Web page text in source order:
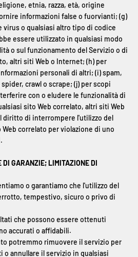
etnia, razza, età, origine
informazioni false o fuorvianti; (g)
virus o qualsiasi altro tipo di codice
essere utilizzato in qualsiasi modo
o sul funzionamento del Servizio o di
altri siti Web o Internet; (h) per
personali di altri; (i) spam,
crawl o scrape; (j) per scopi
con o eludere le funzionalità di
sito Web correlato, altri siti Web
diritto di interrompere l'utilizzo del
correlato per violazione di uno
DI GARANZIE; LIMITAZIONE DI
o garantiamo che l'utilizzo del
tempestivo, sicuro o privo di
che possono essere ottenuti
accurati o affidabili.
potremmo rimuovere il servizio per
annullare il servizio in qualsiasi